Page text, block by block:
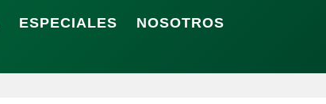
ESPECIALES
NOSOTROS